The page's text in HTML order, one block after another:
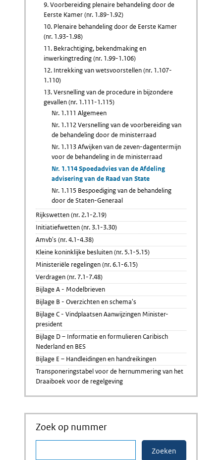
9. Voorbereiding plenaire behandeling door de
Eerste Kamer (nr. 1.89-1.92)
10. Plenaire behandeling door de Eerste Kamer
(nr. 1.93-1.98)
11. Bekrachtiging, bekendmaking en
inwerkingtreding (nr. 1.99-1.106)
12. Intrekking van wetsvoorstellen (nr. 1.107-
1.110)
13. Versnelling van de procedure in bijzondere
gevallen (nr. 1.111-1.115)
Nr. 1.111 Algemeen
Nr. 1.112 Versnelling van de voorbereiding van
de behandeling door de ministerraad
Nr. 1.113 Afwijken van de zeven-dagentermijn
voor de behandeling in de ministerraad
Nr. 1.114 Spoedadvies van de Afdeling
advisering van de Raad van State
Nr. 1.115 Bespoediging van de behandeling
door de Staten-Generaal
Rijkswetten (nr. 2.1-2.19)
Initiatiefwetten (nr. 3.1-3.30)
Amvb's (nr. 4.1-4.38)
Kleine koninklijke besluiten (nr. 5.1-5.15)
Ministeriële regelingen (nr. 6.1-6.15)
Verdragen (nr. 7.1-7.48)
Bijlage A - Modelbrieven
Bijlage B - Overzichten en schema's
Bijlage C - Vindplaatsen Aanwijzingen Minister-
president
Bijlage D – Informatie en formulieren Caribisch
Nederland en BES
Bijlage E – Handleidingen en handreikingen
Transponeringstabel voor de hernummering van het
Draaiboek voor de regelgeving
Zoek op nummer